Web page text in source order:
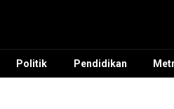
Politik Pendidikan